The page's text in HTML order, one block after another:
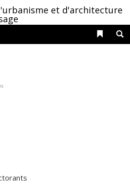
et d'architecture
Liens